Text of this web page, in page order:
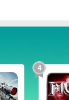
造了最舒
各种各样的人
我的视野和想
4